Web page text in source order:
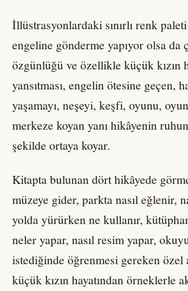
İllüstrasyonlardaki sınırlı renk
engeline gönderme yapıyor olsa da
özgünlüğü ve özellikle küçük kızın
yansıtması, engelin ötesine geçen,
yaşamayı, neşeyi, keşfi, oyunu,
merkeze koyan yanı hikâyenin
şekilde ortaya koyar.
Kitapta bulunan dört hikâyede
müzeye gider, parkta nasıl eğlenir,
yolda yürürken ne kullanır,
neler yapar, nasıl resim yapar,
istediğinde öğrenmesi gereken
küçük kızın hayatından örneklerle